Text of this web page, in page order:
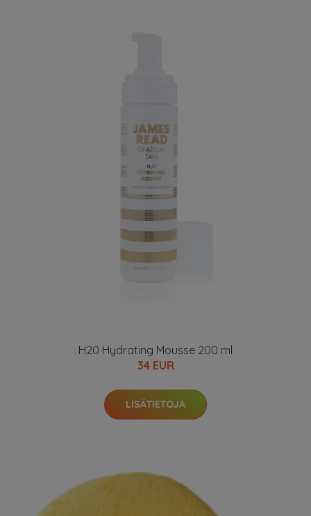
H20 Hydrating Mousse 200 ml
34 EUR
LISÄTIETOJA